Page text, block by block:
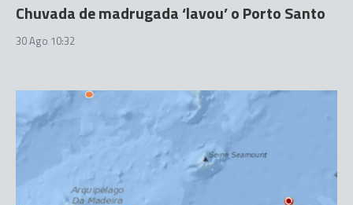
Chuvada de madrugada ‘lavou’ o Porto Santo
30 Ago 10:32